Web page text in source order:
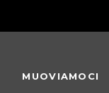
MUOVIAMOCI